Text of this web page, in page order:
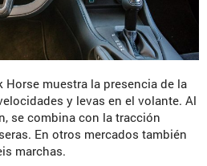
Horse muestra la presencia de la
y levas en el volante. Al
se combina con la tracción
En otros mercados también
marchas.